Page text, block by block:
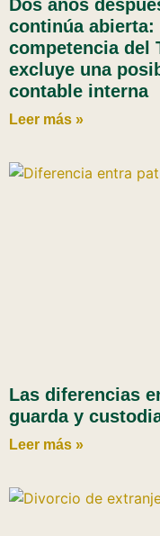
Dos años
continúa abierta:
competencia del
excluye una
contable interna
Leer más »
Las diferencias
guarda y
Leer más »